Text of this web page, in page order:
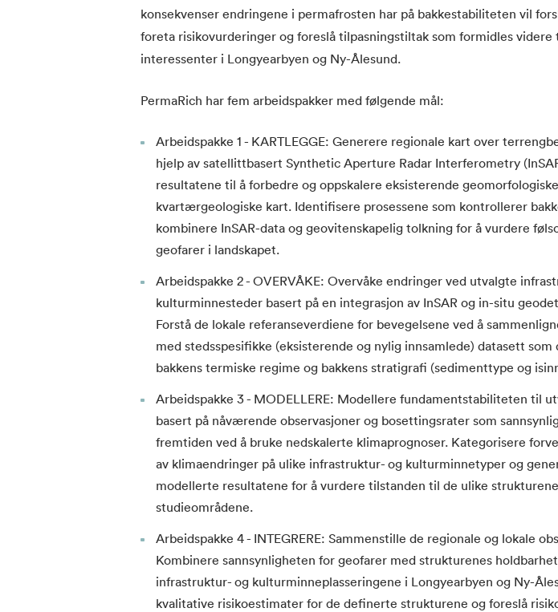
konsekvenser endringene i permafrosten har på bakkestabiliteten vil
foreta risikovurderinger og foreslå tilpasningstiltak som formidles videre
interessenter i Longyearbyen og Ny-Ålesund.
PermaRich har fem arbeidspakker med følgende mål:
Arbeidspakke 1 - KARTLEGGE: Generere regionale kart over
hjelp av satellittbasert Synthetic Aperture Radar Interferometry
resultatene til å forbedre og oppskalere eksisterende
kvartærgeologiske kart. Identifisere prosessene som kontrollerer
kombinere InSAR-data og geovitenskapelig tolkning for å vurdere
geofarer i landskapet.
Arbeidspakke 2 - OVERVÅKE: Overvåke endringer ved utvalgte
kulturminnesteder basert på en integrasjon av InSAR og in-situ
Forstå de lokale referanseverdiene for bevegelsene ved å
med stedsspesifikke (eksisterende og nylig innsamlede) datasett
bakkens termiske regime og bakkens stratigrafi (sedimenttype og
Arbeidspakke 3 - MODELLERE: Modellere fundamentstabiliteten til
basert på nåværende observasjoner og bosettingsrater som
fremtiden ved å bruke nedskalerte klimaprognoser. Kategorisere
av klimaendringer på ulike infrastruktur- og kulturminnetyper og
modellerte resultatene for å vurdere tilstanden til de ulike
studieområdene.
Arbeidspakke 4 - INTEGRERE: Sammenstille de regionale og lokale
Kombinere sannsynligheten for geofarer med strukturenes
infrastruktur- og kulturminneplasseringene i Longyearbyen og Ny-
kvalitative risikoestimater for de definerte strukturene og foreslå